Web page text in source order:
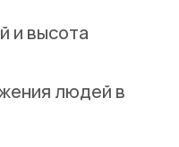
и высота
людей в